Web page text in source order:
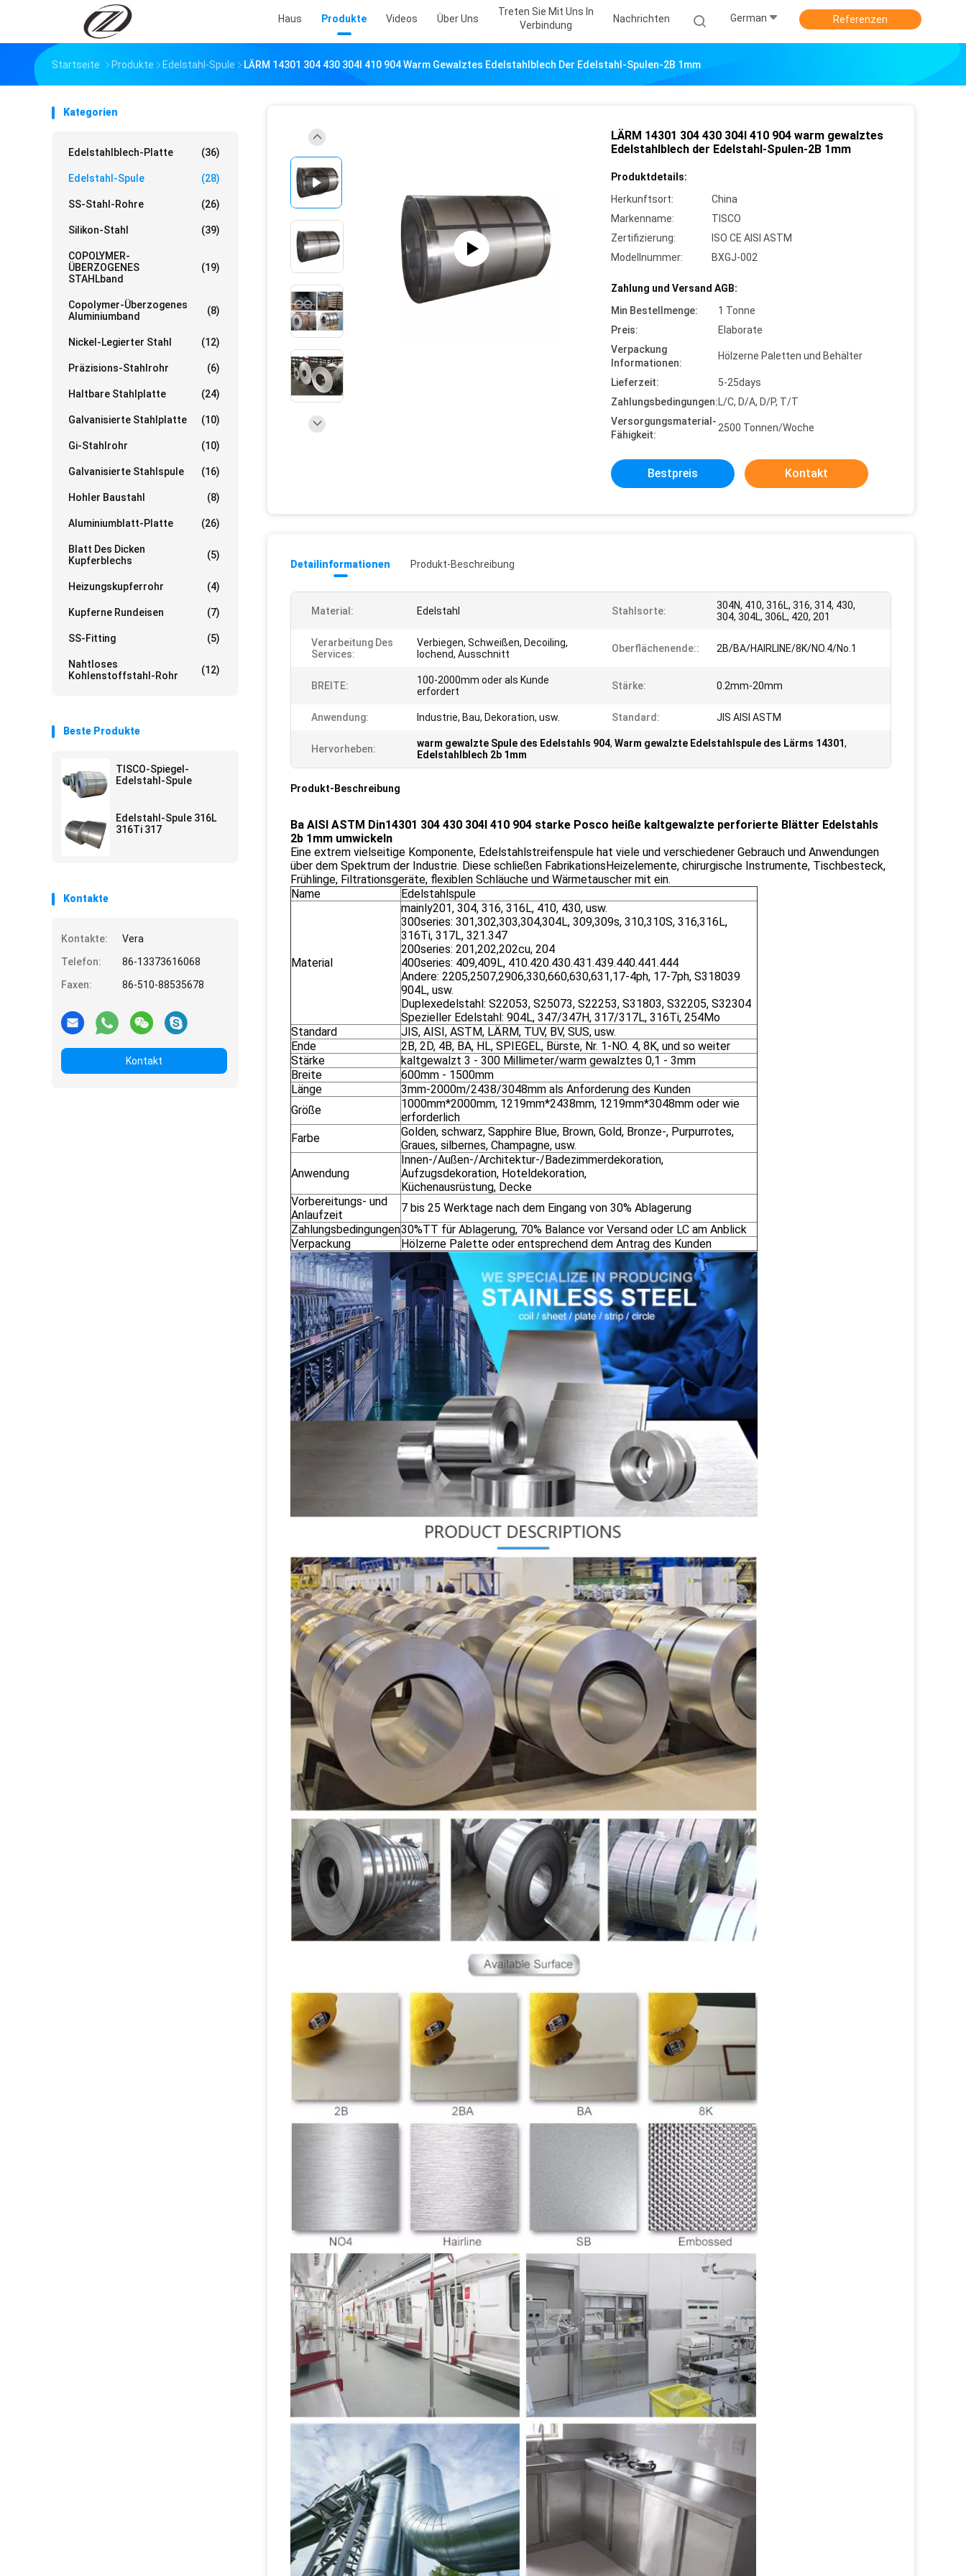
Haus Produkte Videos Über Uns
Treten Sie Mit Uns In
Verbindung
Nachrichten German Referenzen
Startseite Produkte Edelstahl-Spule LÄRM 14301 304 430 304l 410 904 Warm Gewalztes Edelstahlblech Der Edelstahl-Spulen-2B 1mm
Kategorien
Edelstahlblech-Platte (36)
Edelstahl-Spule (28)
SS-Stahl-Rohre (26)
Silikon-Stahl (39)
COPOLYMER-
ÜBERZOGENES
STAHLband
(19)
Copolymer-Überzogenes
Aluminiumband
(8)
Nickel-Legierter Stahl (12)
Präzisions-Stahlrohr (6)
Haltbare Stahlplatte (24)
Galvanisierte Stahlplatte (10)
Gi-Stahlrohr (10)
Galvanisierte Stahlspule (16)
Hohler Baustahl (8)
Aluminiumblatt-Platte (26)
Blatt Des Dicken
Kupferblechs
(5)
Heizungskupferrohr (4)
Kupferne Rundeisen (7)
SS-Fitting (5)
Nahtloses
Kohlenstoffstahl-Rohr
(12)
Beste Produkte
TISCO-Spiegel-
Edelstahl-Spule
Edelstahl-Spule 316L
316Ti 317
Kontakte
Kontakte:
Vera
Telefon:
86-13373616068
Faxen:
86-510-88535678
Kontakt
LÄRM 14301 304 430 304l 410 904 warm gewalztes
Edelstahlblech der Edelstahl-Spulen-2B 1mm
Produktdetails:
Herkunftsort:
China
Markenname:
TISCO
Zertifizierung:
ISO CE AISI ASTM
Modellnummer:
BXGJ-002
Zahlung und Versand AGB:
Min Bestellmenge:
1 Tonne
Preis:
Elaborate
Verpackung
Informationen:
Hölzerne Paletten und Behälter
Lieferzeit:
5-25days
Zahlungsbedingungen:L/C, D/A, D/P, T/T
Versorgungsmaterial-
Fähigkeit:
2500 Tonnen/Woche
Bestpreis Kontakt
Detailinformationen Produkt-Beschreibung
Material: Edelstahl Stahlsorte:
304N, 410, 316L, 316, 314, 430,
304, 304L, 306L, 420, 201
Verarbeitung Des
Services:
Verbiegen, Schweißen, Decoiling,
lochend, Ausschnitt
Oberflächenende:: 2B/BA/HAIRLINE/8K/NO.4/No.1
BREITE:
100-2000mm oder als Kunde
erfordert
Stärke: 0.2mm-20mm
Anwendung: Industrie, Bau, Dekoration, usw. Standard: JIS AISI ASTM
Hervorheben: warm gewalzte Spule des Edelstahls 904, Warm gewalzte Edelstahlspule des Lärms 14301,
Edelstahlblech 2b 1mm
Produkt-Beschreibung
Ba AISI ASTM Din14301 304 430 304l 410 904 starke Posco heiße kaltgewalzte perforierte Blätter Edelstahls
2b 1mm umwickeln
Eine extrem vielseitige Komponente, Edelstahlstreifenspule hat viele und verschiedener Gebrauch und Anwendungen
über dem Spektrum der Industrie. Diese schließen FabrikationsHeizelemente, chirurgische Instrumente, Tischbesteck,
Frühlinge, Filtrationsgeräte, flexiblen Schläuche und Wärmetauscher mit ein.
Name
Edelstahlspule
Material
mainly201, 304, 316, 316L, 410, 430, usw.
300series: 301,302,303,304,304L, 309,309s, 310,310S, 316,316L,
316Ti, 317L, 321.347
200series: 201,202,202cu, 204
400series: 409,409L, 410.420.430.431.439.440.441.444
Andere: 2205,2507,2906,330,660,630,631,17-4ph, 17-7ph, S318039
904L, usw.
Duplexedelstahl: S22053, S25073, S22253, S31803, S32205, S32304
Spezieller Edelstahl: 904L, 347/347H, 317/317L, 316Ti, 254Mo
Standard
JIS, AISI, ASTM, LÄRM, TUV, BV, SUS, usw.
Ende
2B, 2D, 4B, BA, HL, SPIEGEL, Bürste, Nr. 1-NO. 4, 8K, und so weiter
Stärke
kaltgewalzt 3 - 300 Millimeter/warm gewalztes 0,1 - 3mm
Breite
600mm - 1500mm
Länge
3mm-2000m/2438/3048mm als Anforderung des Kunden
Größe
1000mm*2000mm, 1219mm*2438mm, 1219mm*3048mm oder wie
erforderlich
Farbe
Golden, schwarz, Sapphire Blue, Brown, Gold, Bronze-, Purpurrotes,
Graues, silbernes, Champagne, usw.
Anwendung
Innen-/Außen-/Architektur-/Badezimmerdekoration,
Aufzugsdekoration, Hoteldekoration,
Küchenausrüstung, Decke
Vorbereitungs- und
Anlaufzeit
7 bis 25 Werktage nach dem Eingang von 30% Ablagerung
Zahlungsbedingungen30%TT für Ablagerung, 70% Balance vor Versand oder LC am Anblick
Verpackung
Hölzerne Palette oder entsprechend dem Antrag des Kunden